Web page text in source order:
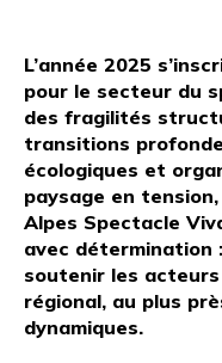
L’année 2025
pour le secteur du
des fragilités
transitions
écologiques et
paysage en
Alpes Spectacle
avec détermination
soutenir les
régional, au plus
dynamiques.